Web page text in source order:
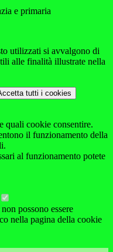
e primaria
utilizzati si avvalgono di
alle finalità illustrate nella
tutti i cookies
quali cookie consentire.
il funzionamento della
al funzionamento potete
possono essere
nella pagina della cookie